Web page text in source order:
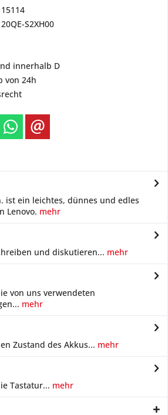
15114
20QE-S2XH00
innerhalb D
von 24h
ist ein leichtes, dünnes und edles
Lenovo. mehr
und diskutieren... mehr
von uns verwendeten
mehr
Zustand des Akkus... mehr
Tastatur... mehr